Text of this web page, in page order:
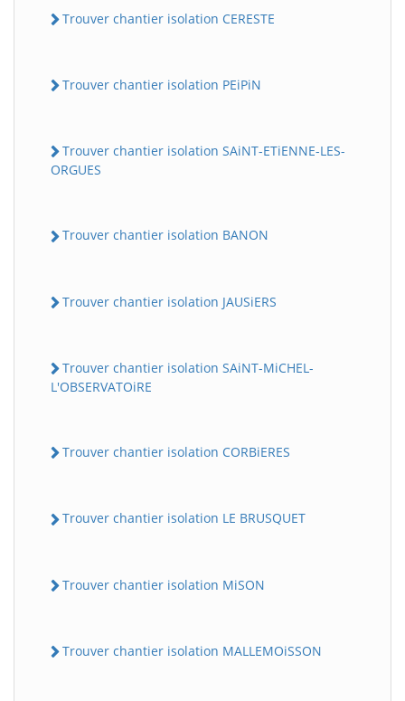
Trouver chantier isolation CERESTE
Trouver chantier isolation PEiPiN
Trouver chantier isolation SAiNT-ETiENNE-LES-
ORGUES
Trouver chantier isolation BANON
Trouver chantier isolation JAUSiERS
Trouver chantier isolation SAiNT-MiCHEL-
L'OBSERVATOiRE
Trouver chantier isolation CORBiERES
Trouver chantier isolation LE BRUSQUET
Trouver chantier isolation MiSON
Trouver chantier isolation MALLEMOiSSON